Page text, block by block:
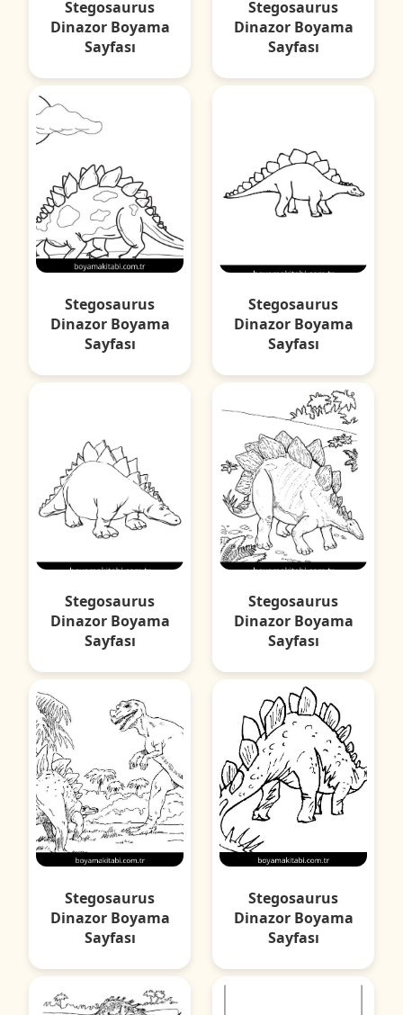
Stegosaurus
Dinazor Boyama
Sayfası
Stegosaurus
Dinazor Boyama
Sayfası
Stegosaurus
Dinazor Boyama
Sayfası
Stegosaurus
Dinazor Boyama
Sayfası
Stegosaurus
Dinazor Boyama
Sayfası
Stegosaurus
Dinazor Boyama
Sayfası
Stegosaurus
Dinazor Boyama
Sayfası
Stegosaurus
Dinazor Boyama
Sayfası